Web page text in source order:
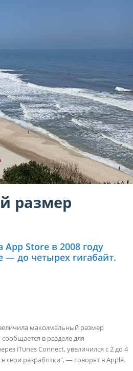
размер
Store в 2008 году
до четырех гигабайт.
максимальный размер
в разделе для
iTunes Connect, увеличился с 2 до 4
свои разработки", — говорят в Apple.